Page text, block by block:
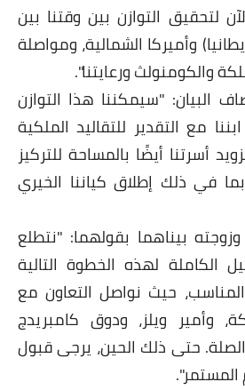
لتحقيق التوازن بين وقتنا بين
وأميركا الشمالية، ومواصلة
والكومنولث ورعايتنا".
البيان: "سيمكننا هذا التوازن
مع التقدير للتقاليد الملكية
أسرتنا أيضًا بالمساحة للتركيز
في ذلك إطلاق كياننا الخيري
بيناهما بقولهما: "نتطلع
الكاملة لهذه الخطوة التالية
حيث نواصل التعاون مع
وأمير ويلز، ودوق كامبريدج
حتى ذلك الحين، يرجى قبول